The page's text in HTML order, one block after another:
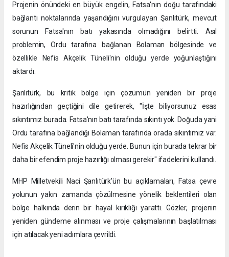
Projenin önündeki en büyük engelin, Fatsa'nın doğu tarafındaki
bağlantı noktalarında yaşandığını vurgulayan Şanlıtürk, mevcut
sorunun Fatsa'nın batı yakasında olmadığını belirtti. Asıl
problemin, Ordu tarafına bağlanan Bolaman bölgesinde ve
özellikle Nefis Akçelik Tüneli'nin olduğu yerde yoğunlaştığını
aktardı.
Şanlıtürk, bu kritik bölge için çözümün yeniden bir proje
hazırlığından geçtiğini dile getirerek, "İşte biliyorsunuz esas
sıkıntımız burada. Fatsa'nın batı tarafında sıkıntı yok. Doğuda yani
Ordu tarafına bağlandığı Bolaman tarafında orada sıkıntımız var.
Nefis Akçelik Tüneli'nin olduğu yerde. Bunun için burada tekrar bir
daha bir efendim proje hazırlığı olması gerekir" ifadelerini kullandı.
MHP Milletvekili Naci Şanlıtürk'ün bu açıklamaları, Fatsa çevre
yolunun yakın zamanda çözülmesine yönelik beklentileri olan
bölge halkında derin bir hayal kırıklığı yarattı. Gözler, projenin
yeniden gündeme alınması ve proje çalışmalarının başlatılması
için atılacak yeni adımlara çevrildi.